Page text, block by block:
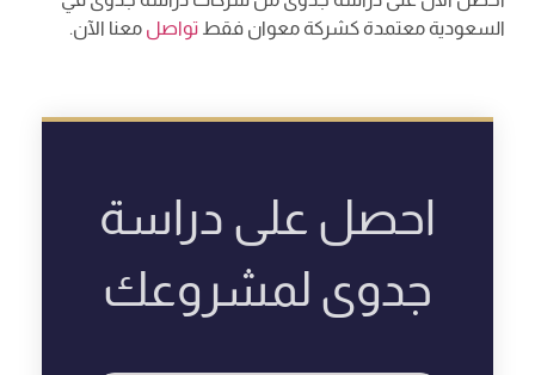
السعودية معتمدة كشركة معوان فقط تواصل معنا الآن.
احصل على دراسة
جدوى لمشروعك